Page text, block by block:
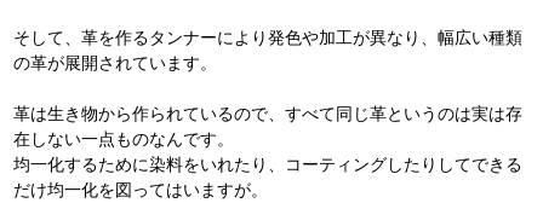
そして、革を作るタンナーにより発色や加工が異なり、幅広い種類
の革が展開されています。
革は生き物から作られているので、すべて同じ革というのは実は存
在しない一点ものなんです。
均一化するために染料をいれたり、コーティングしたりしてできる
だけ均一化を図ってはいますが。